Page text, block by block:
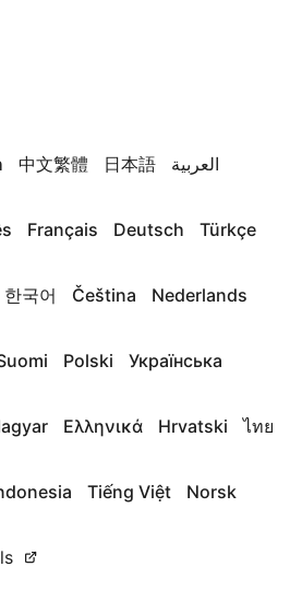
中文繁體 日本語 العربية
Français Deutsch Türkçe
한국어 Čeština Nederlands
Polski Українська
Ελληνικά Hrvatski ไทย
Tiếng Việt Norsk